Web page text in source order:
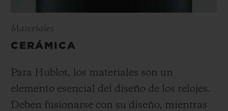
Materiales
CERÁMICA
Para Hublot, los materiales son un
elemento esencial del diseño de los relojes.
Deben fusionarse con su diseño, mientras